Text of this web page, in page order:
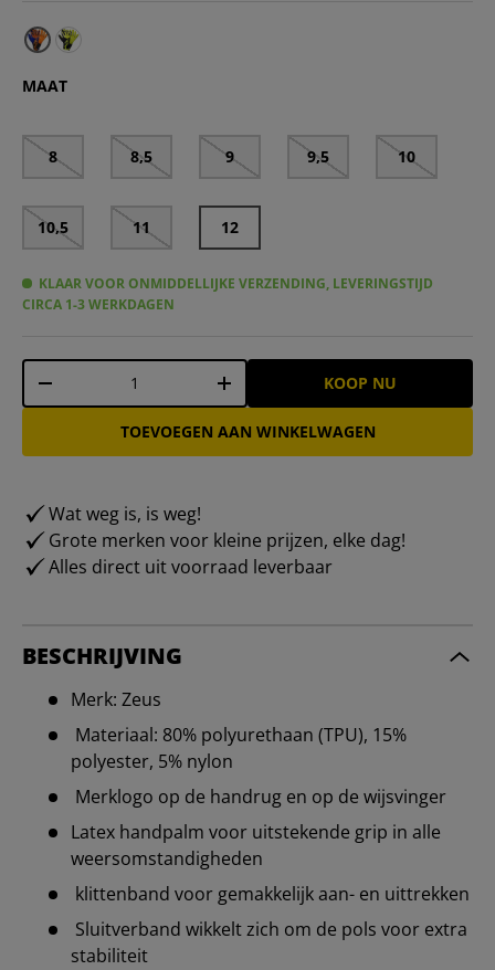
MAAT
8 8,5 9 9,5 10
10,5 11 12
KLAAR VOOR ONMIDDELLIJKE VERZENDING, LEVERINGSTIJD
CIRCA 1-3 WERKDAGEN
Aantal
-
+ KOOP NU
TOEVOEGEN AAN WINKELWAGEN
Wat weg is, is weg!
Grote merken voor kleine prijzen, elke dag!
Alles direct uit voorraad leverbaar
BESCHRIJVING
Merk: Zeus
Materiaal: 80% polyurethaan (TPU), 15%
polyester, 5% nylon
Merklogo op de handrug en op de wijsvinger
Latex handpalm voor uitstekende grip in alle
weersomstandigheden
klittenband voor gemakkelijk aan- en uittrekken
Sluitverband wikkelt zich om de pols voor extra
stabiliteit